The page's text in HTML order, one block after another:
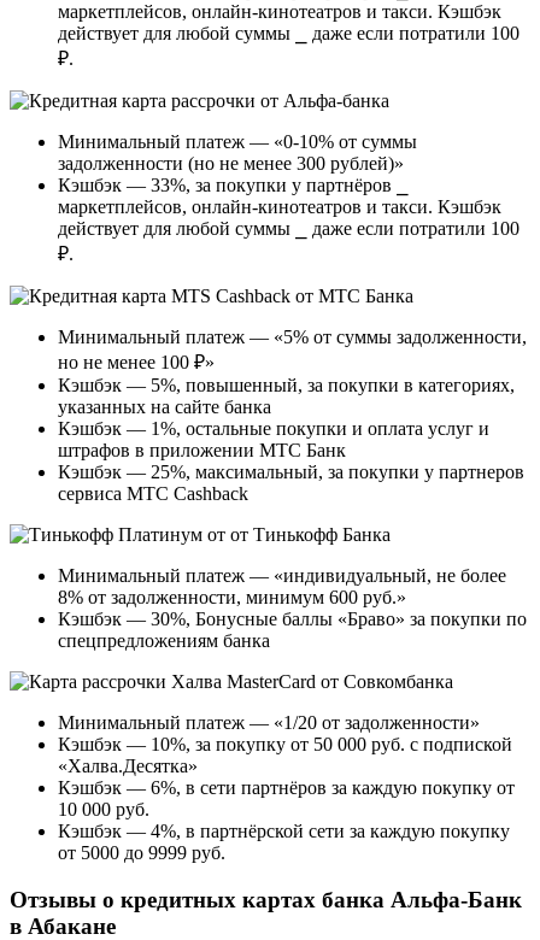
маркетплейсов, онлайн-кинотеатров и такси. Кэшбэк
действует для любой суммы ⎯ даже если потратили 100
₽.
Минимальный платеж — «0-10% от суммы
задолженности (но не менее 300 рублей)»
Кэшбэк — 33%, за покупки у партнёров ⎯
маркетплейсов, онлайн-кинотеатров и такси. Кэшбэк
действует для любой суммы ⎯ даже если потратили 100
₽.
Минимальный платеж — «5% от суммы задолженности,
но не менее 100 ₽»
Кэшбэк — 5%, повышенный, за покупки в категориях,
указанных на сайте банка
Кэшбэк — 1%, остальные покупки и оплата услуг и
штрафов в приложении МТС Банк
Кэшбэк — 25%, максимальный, за покупки у партнеров
сервиса МТС Cashback
Минимальный платеж — «индивидуальный, не более
8% от задолженности, минимум 600 руб.»
Кэшбэк — 30%, Бонусные баллы «Браво» за покупки по
спецпредложениям банка
Минимальный платеж — «1/20 от задолженности»
Кэшбэк — 10%, за покупку от 50 000 руб. с подпиской
«Халва.Десятка»
Кэшбэк — 6%, в сети партнёров за каждую покупку от
10 000 руб.
Кэшбэк — 4%, в партнёрской сети за каждую покупку
от 5000 до 9999 руб.
Отзывы о кредитных картах банка Альфа-Банк
в Абакане